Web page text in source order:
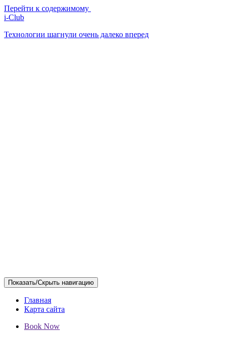
Перейти к содержимому
i-Club
Технологии шагнули очень далеко вперед
Показать/Скрыть навигацию
Главная
Карта сайта
Book Now